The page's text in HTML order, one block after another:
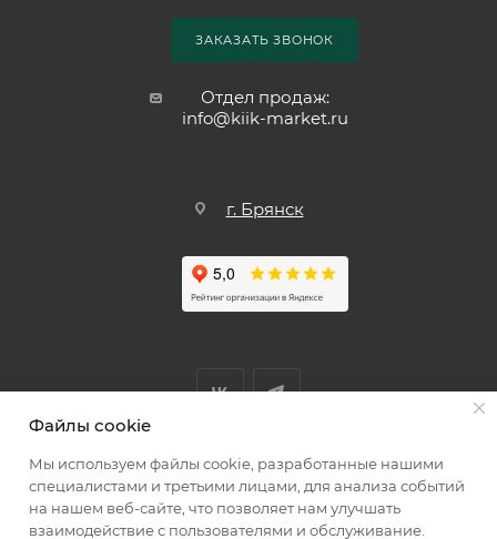
ЗАКАЗАТЬ ЗВОНОК
Отдел продаж:
info@kiik-market.ru
г. Брянск
Мы принимаем к оплате
Файлы cookie
Мы используем файлы cookie, разработанные нашими
специалистами и третьими лицами, для анализа событий
на нашем веб-сайте, что позволяет нам улучшать
взаимодействие с пользователями и обслуживание.